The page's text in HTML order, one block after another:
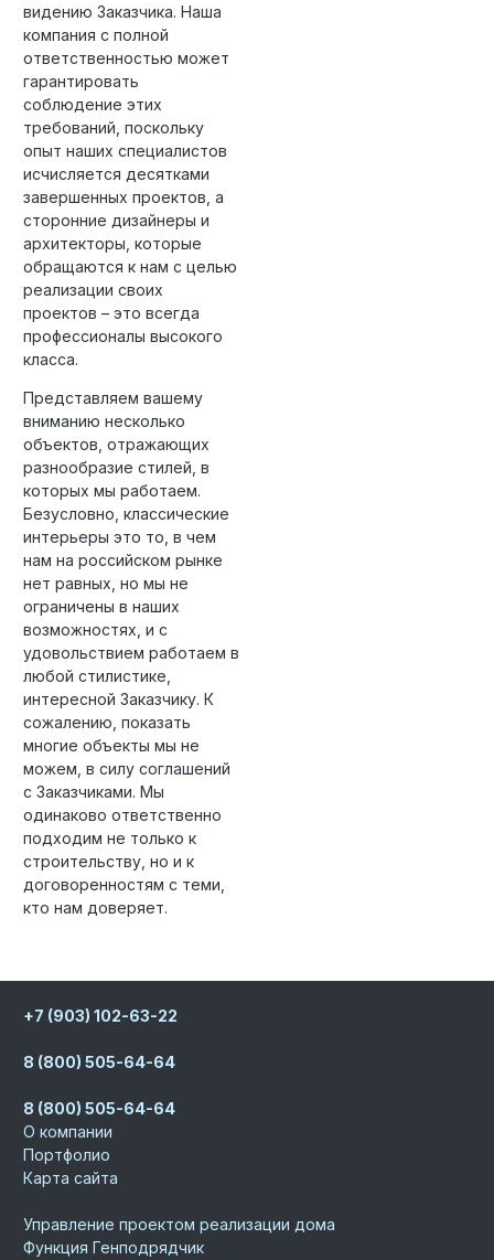
видению Заказчика. Наша
компания с полной
ответственностью может
гарантировать
соблюдение этих
требований, поскольку
опыт наших специалистов
исчисляется десятками
завершенных проектов, а
сторонние дизайнеры и
архитекторы, которые
обращаются к нам с целью
реализации своих
проектов – это всегда
профессионалы высокого
класса.
Представляем вашему
вниманию несколько
объектов, отражающих
разнообразие стилей, в
которых мы работаем.
Безусловно, классические
интерьеры это то, в чем
нам на российском рынке
нет равных, но мы не
ограничены в наших
возможностях, и с
удовольствием работаем в
любой стилистике,
интересной Заказчику. К
сожалению, показать
многие объекты мы не
можем, в силу соглашений
с Заказчиками. Мы
одинаково ответственно
подходим не только к
строительству, но и к
договоренностям с теми,
кто нам доверяет.
+7 (903) 102-63-22
8 (800) 505-64-64
8 (800) 505-64-64
О компании
Портфолио
Карта сайта
Управление проектом реализации дома
Функция Генподрядчик